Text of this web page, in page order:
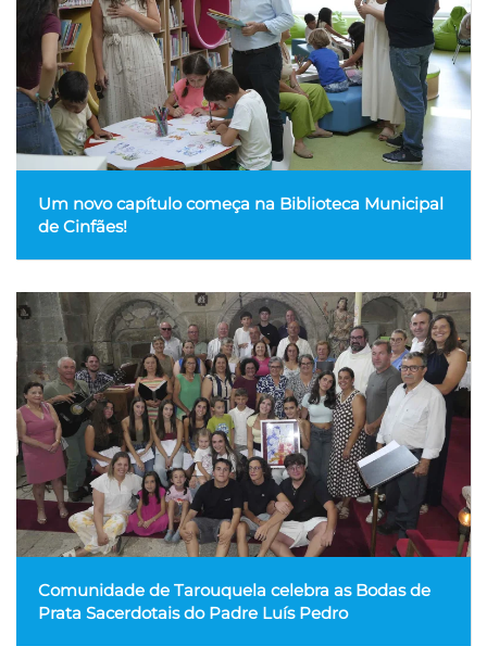
Um novo capítulo começa na Biblioteca Municipal
de Cinfães!
Comunidade de Tarouquela celebra as Bodas de
Prata Sacerdotais do Padre Luís Pedro